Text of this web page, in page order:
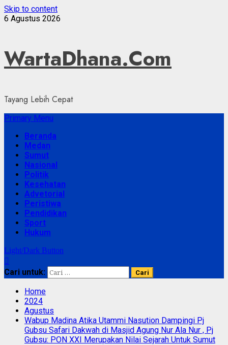
Skip to content
6 Agustus 2026
WartaDhana.Com
Tayang Lebih Cepat
Primary Menu
Beranda
Medan
Sumut
Nasional
Politik
Kesehatan
Advetorial
Peristiwa
Pendidikan
Sport
Hukum
Light/Dark Button
Cari untuk:
Home
2024
Agustus
Wabup Madina Atika Utammi Nasution Dampingi Pj
Gubsu Safari Dakwah di Masjid Agung Nur Ala Nur , Pj
Gubsu: PON XXI Merupakan Nilai Sejarah Untuk Sumut